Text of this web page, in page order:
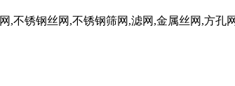
,不锈钢丝网,不锈钢筛网,滤网,金属丝网,方孔